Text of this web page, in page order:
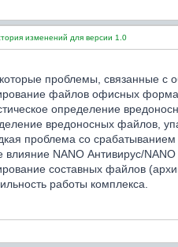
изменений для версии 1.0
проблемы, связанные с
файлов офисных
определение
вредоносных файлов,
проблема со
NANO Антивирус/
составных файлов
работы комплекса.